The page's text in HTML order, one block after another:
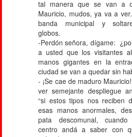
tal manera que se van a
Mauricio, mudos, ya va a
banda municipal y
globos.
-Perdón señora, dígame:
a usted que los visitantes
manos gigantes en la
ciudad se van a quedar sin
- ¡Se cae de maduro
ver semejante despliegue
“si estos tipos nos reciben
esas manos anormales,
pata descomunal,
centro andá a saber con